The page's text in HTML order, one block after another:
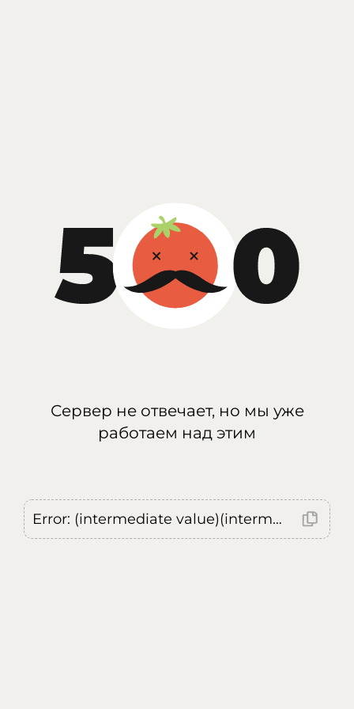
Сервер не отвечает, но мы уже
работаем над этим
Error: (intermediate value)(intermediate value)(intermediate value).replaceAll is not a function